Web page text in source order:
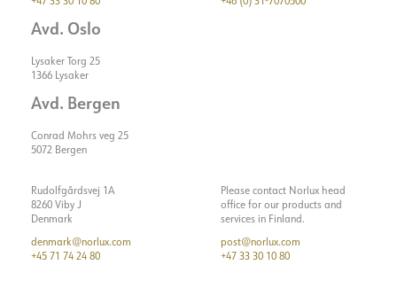
Avd. Oslo
Lysaker Torg 25
1366 Lysaker
Avd. Bergen
Conrad Mohrs veg 25
5072 Bergen
Rudolfgårdsvej 1A
8260 Viby J
Denmark
denmark@norlux.com
+45 71 74 24 80
Please contact Norlux head
office for our products and
services in Finland.
post@norlux.com
+47 33 30 10 80